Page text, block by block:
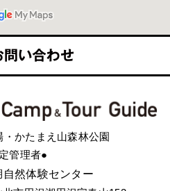
かたまえ山森林公園
管理者●
自然体験センター